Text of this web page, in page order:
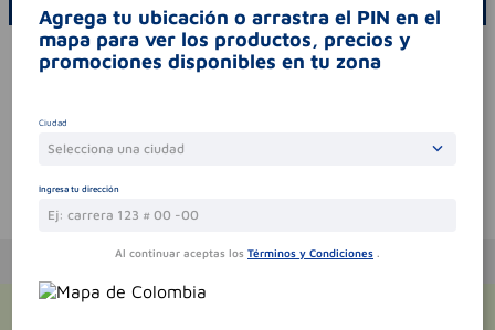
Por favor, inicie sesión para escribir un comentario
Te puede interesar
Agrega tu ubicación o arrastra el PIN en el
mapa para ver los productos, precios y
promociones disponibles en tu zona
Ciudad
Selecciona una ciudad
Ingresa tu dirección
Al continuar aceptas los Términos y Condiciones .